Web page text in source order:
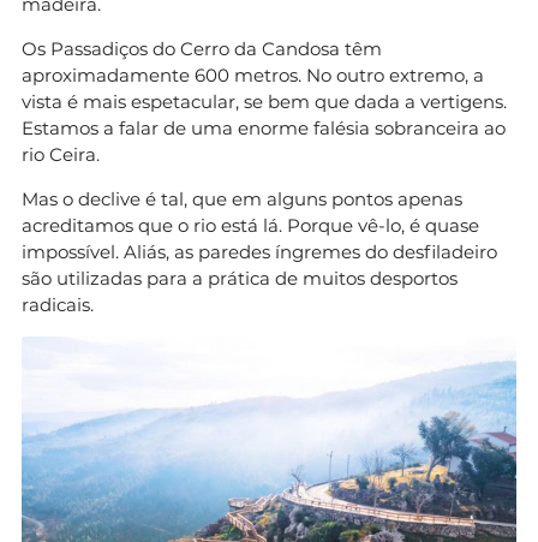
Os Passadiços do Cerro da Candosa têm
aproximadamente 600 metros. No outro extremo, a
vista é mais espetacular, se bem que dada a vertigens.
Estamos a falar de uma enorme falésia sobranceira ao
rio Ceira.
Mas o declive é tal, que em alguns pontos apenas
acreditamos que o rio está lá. Porque vê-lo, é quase
impossível. Aliás, as paredes íngremes do desfiladeiro
são utilizadas para a prática de muitos desportos
radicais.